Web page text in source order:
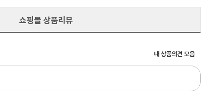
쇼핑몰 상품리뷰
내 상품의견 모음